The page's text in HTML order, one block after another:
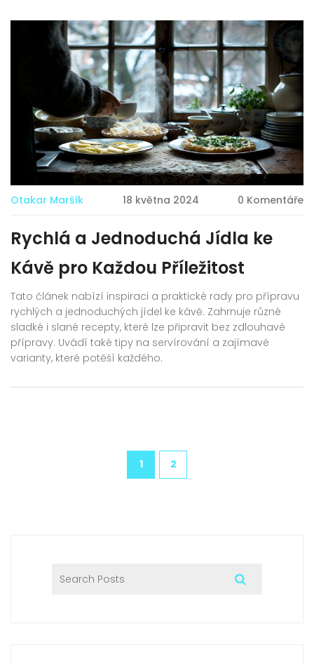
Otakar Maršík 18 května 2024 0 Komentáře
Rychlá a Jednoduchá Jídla ke
Kávě pro Každou Příležitost
Tato článek nabízí inspiraci a praktické rady pro přípravu
rychlých a jednoduchých jídel ke kávě. Zahrnuje různé
sladké i slané recepty, které lze připravit bez zdlouhavé
přípravy. Uvádí také tipy na servírování a zajímavé
varianty, které potěší každého.
1 2